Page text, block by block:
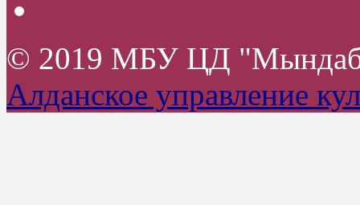
© 2019 МБУ ЦД
Алданское управление